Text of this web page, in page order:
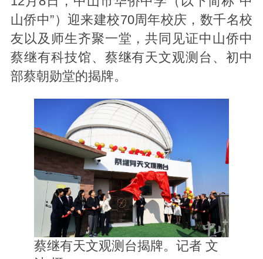
山侨中”）迎来建校70周年校庆，数千名校
友以及师生齐聚一堂，共同见证中山侨中
蔡继有科技馆、蔡继有天文观测台、初中
部蔡朝勋堂的揭牌。
蔡继有天文观测台揭牌。记者 文